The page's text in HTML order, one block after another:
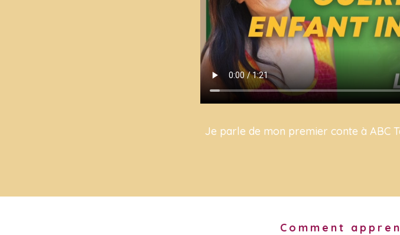
Je parle de mon premier conte à ABC
Comment